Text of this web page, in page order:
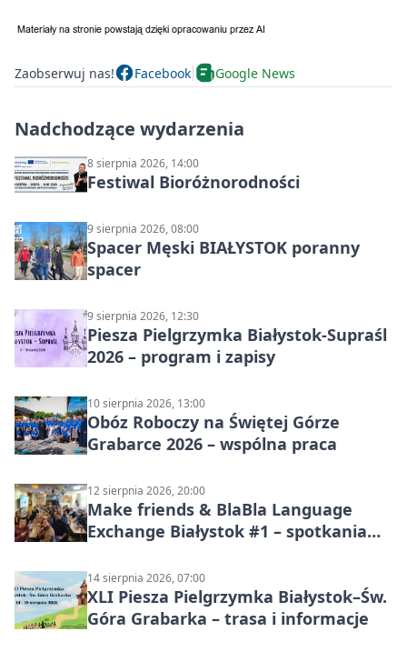
Zaobserwuj nas! Facebook Google News
Nadchodzące wydarzenia
8 sierpnia 2026, 14:00
Festiwal Bioróżnorodności
9 sierpnia 2026, 08:00
Spacer Męski BIAŁYSTOK poranny
spacer
9 sierpnia 2026, 12:30
Piesza Pielgrzymka Białystok-Supraśl
2026 – program i zapisy
10 sierpnia 2026, 13:00
Obóz Roboczy na Świętej Górze
Grabarce 2026 – wspólna praca
12 sierpnia 2026, 20:00
Make friends & BlaBla Language
Exchange Białystok #1 – spotkania
14 sierpnia 2026, 07:00
XLI Piesza Pielgrzymka Białystok–Św.
Góra Grabarka – trasa i informacje